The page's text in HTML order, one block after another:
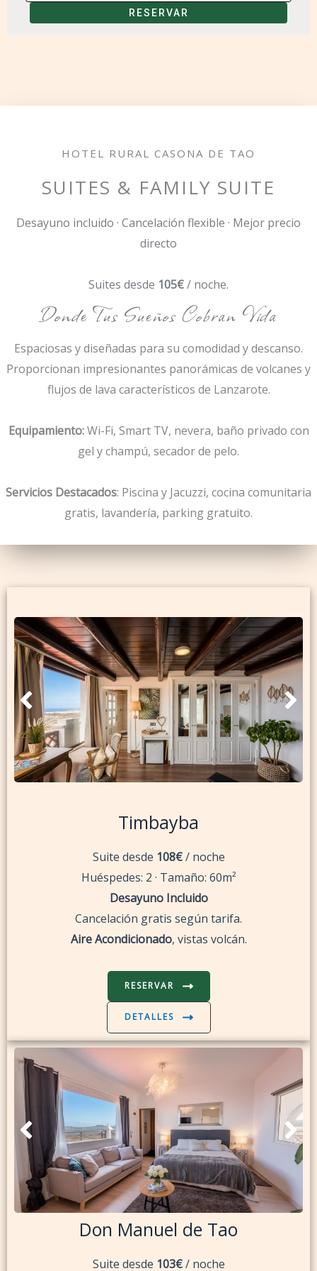
RESERVAR
HOTEL RURAL CASONA DE TAO
SUITES & FAMILY SUITE
Desayuno incluido · Cancelación flexible · Mejor precio
directo
Suites desde 105€/ noche.
Donde Tus Sueños Cobran Vida
Espaciosas y diseñadas para su comodidad y descanso.
Proporcionan impresionantes panorámicas de volcanes y
flujos de lava característicos de Lanzarote.
Equipamiento:Wi-Fi, Smart TV, nevera, baño privado con
gel y champú, secador de pelo.
Servicios Destacados: Piscina y Jacuzzi, cocina comunitaria
gratis, lavandería, parking gratuito.
Timbayba
Suite desde 108€/ noche
Huéspedes: 2 · Tamaño: 60m²
Desayuno Incluido
Cancelación gratis según tarifa.
Aire Acondicionado, vistas volcán.
RESERVAR
DETALLES
Don Manuel de Tao
Suite desde 103€/ noche